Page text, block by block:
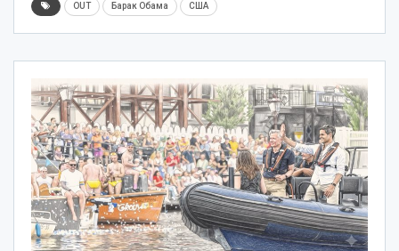
OUT Барак Обама США